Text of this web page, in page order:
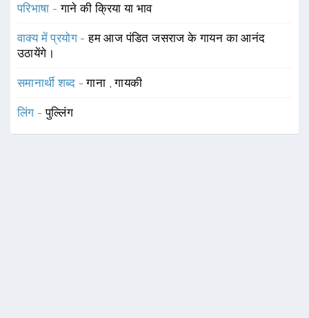
परिभाषा -गाने की क्रिया या भाव
वाक्य में प्रयोग -हम आज पंडित जसराज के गायन का आनंद
उठायेंगे।
समानार्थी शब्द -गाना ,गायकी
लिंग -पुल्लिंग